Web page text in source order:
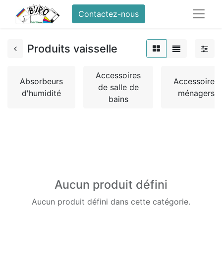
Contactez-nous
Produits vaisselle
Absorbeurs
d'humidité
Accessoires
de salle de
bains
Accessoires
ménagers
Aucun produit défini
Aucun produit défini dans cette catégorie.